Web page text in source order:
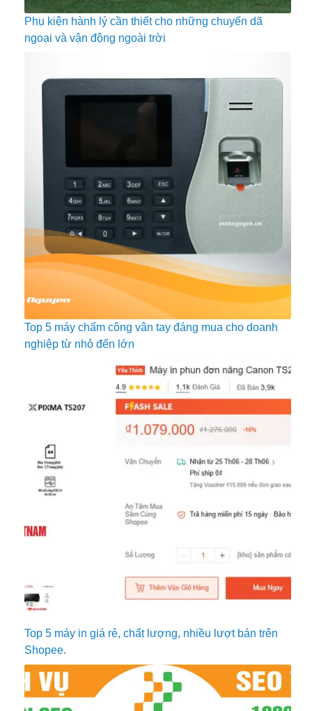
Phụ kiện hành lý cần thiết cho những chuyến dã
ngoại và vận động ngoài trời
Top 5 máy chấm công vân tay đáng mua cho doanh
nghiệp từ nhỏ đến lớn
Top 5 máy in giá rẻ, chất lượng, nhiều lượt bán trên
Shopee.